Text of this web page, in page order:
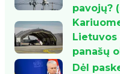
pavojų?
Lietuvos
panašų
Dėl